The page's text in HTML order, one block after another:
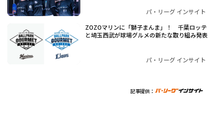
パ・リーグ インサイト
ZOZOマリンに「獅子まんま」！ 千葉ロッテ
と埼玉西武が球場グルメの新たな取り組み発表
パ・リーグ インサイト
記事提供：